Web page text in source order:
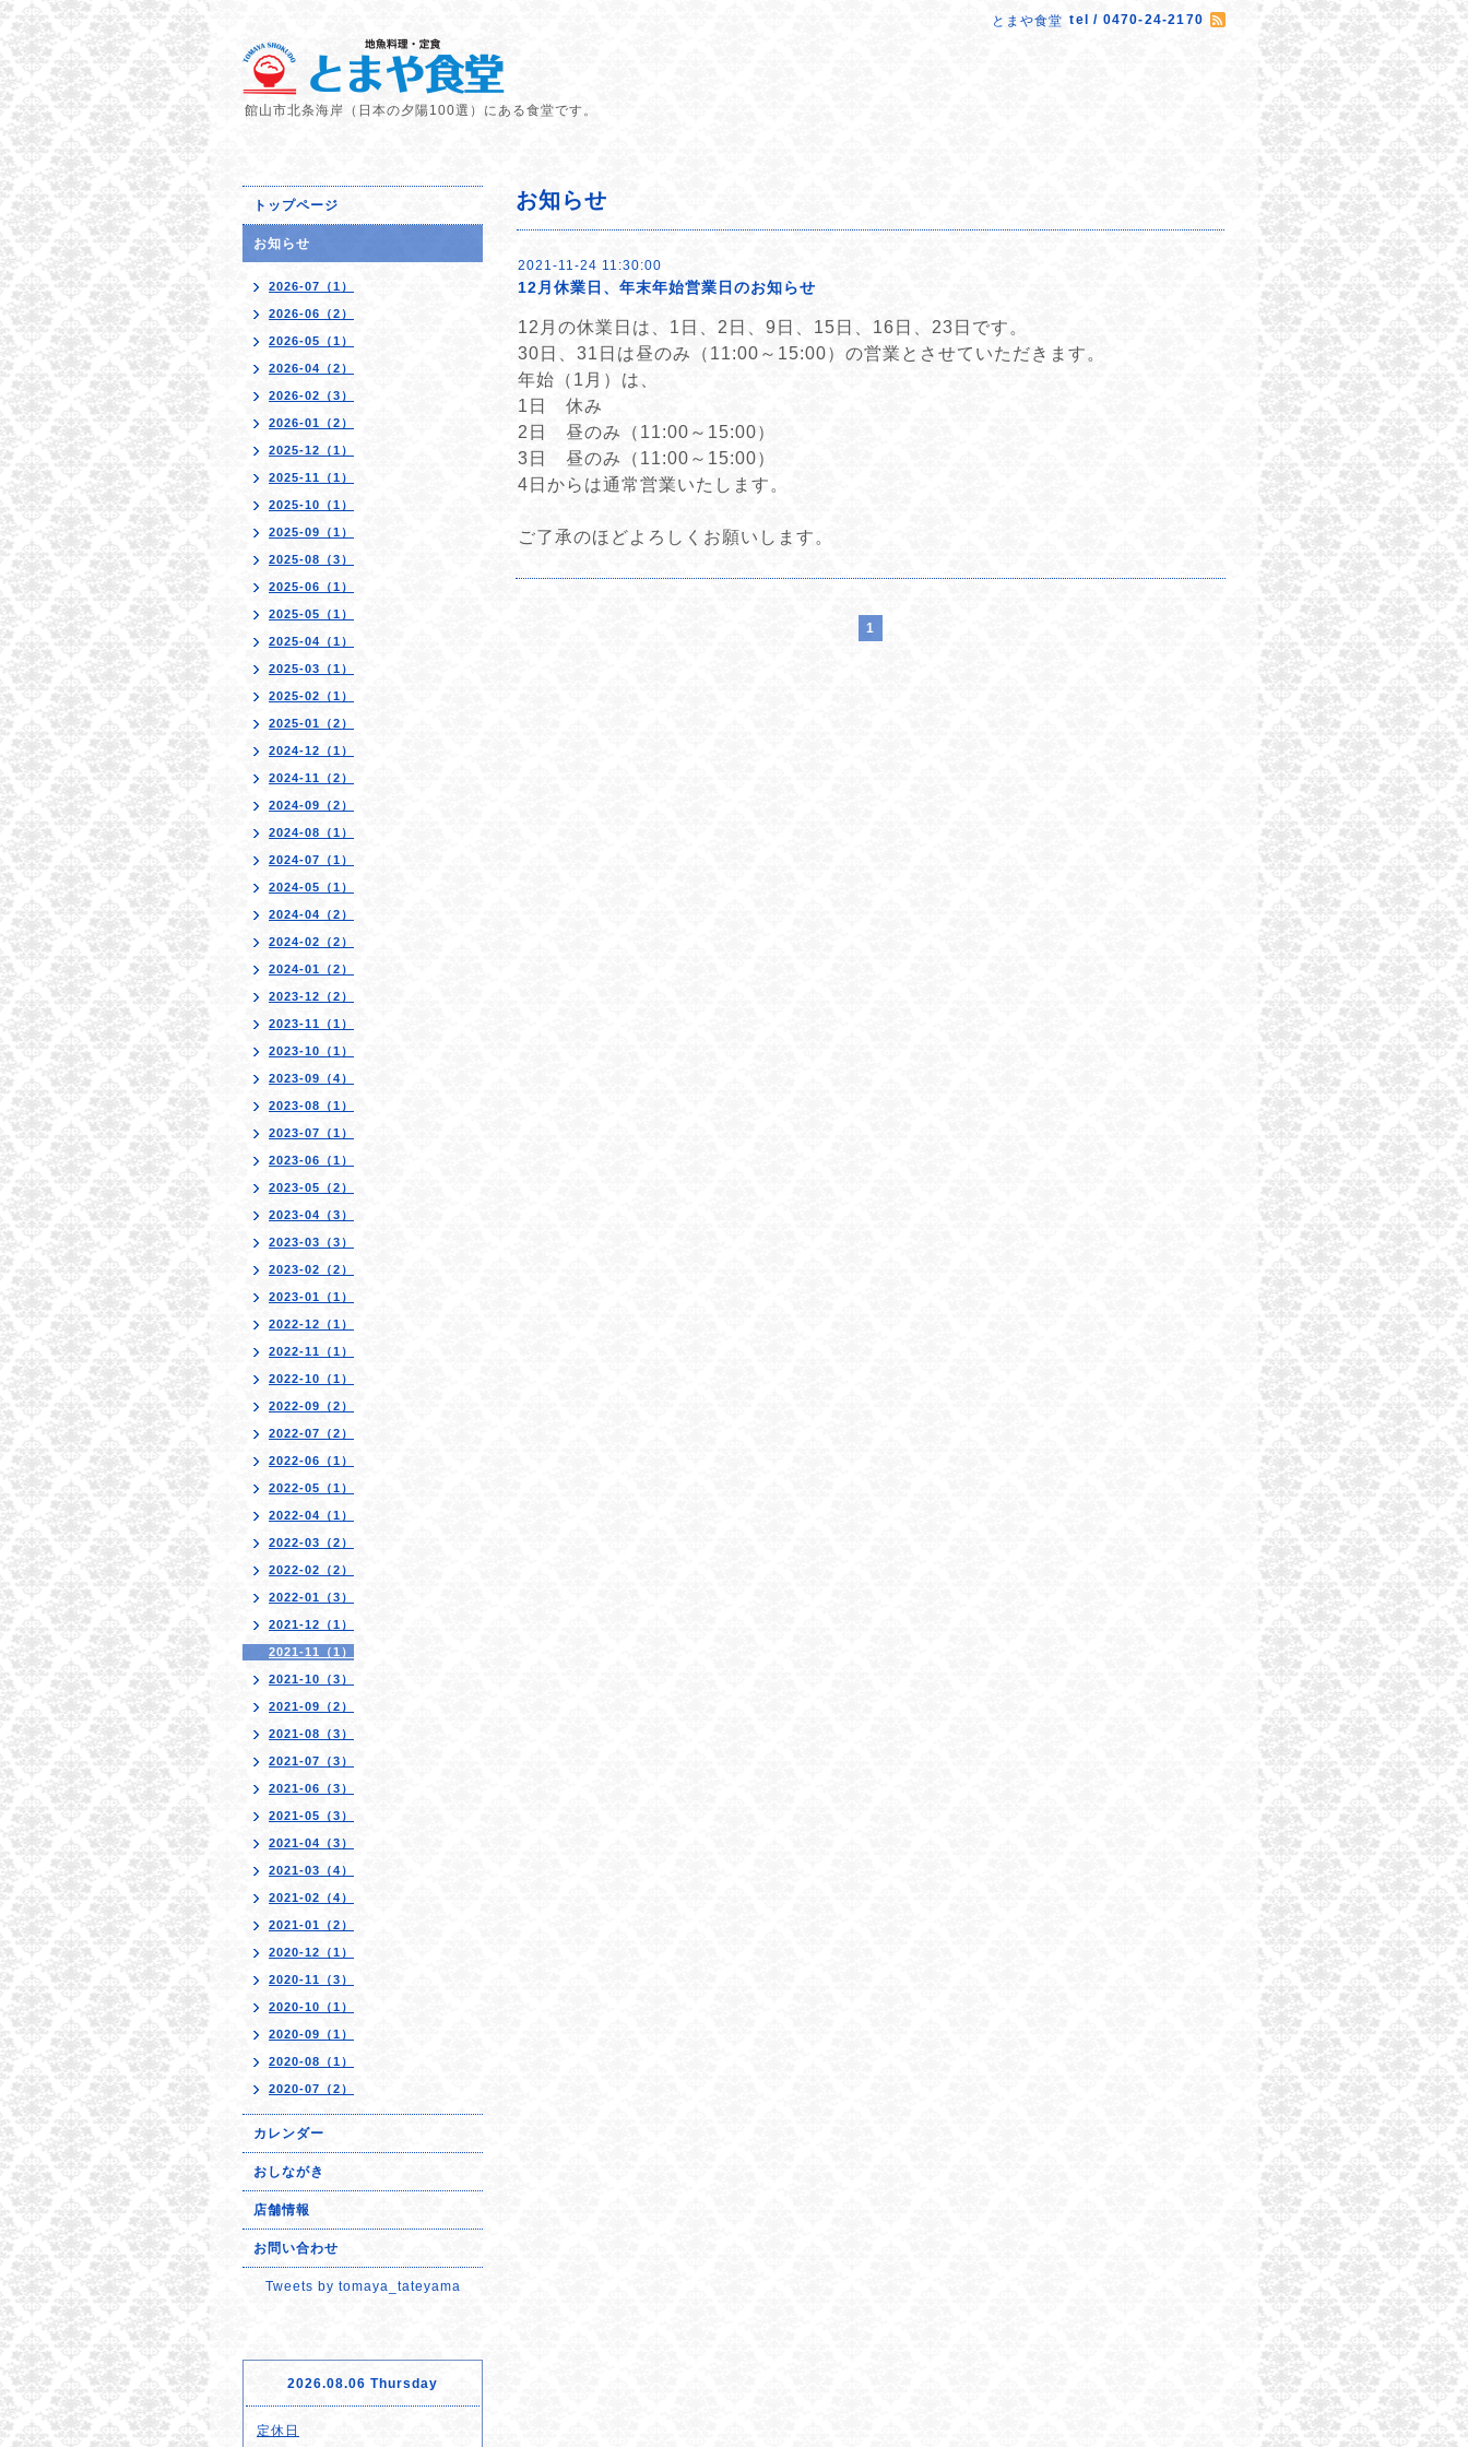
とまや食堂 tel / 0470-24-2170
館山市北条海岸（日本の夕陽100選）にある食堂です。
お知らせ
2021-11-24 11:30:00
12月休業日、年末年始営業日のお知らせ
12月の休業日は、1日、2日、9日、15日、16日、23日です。
30日、31日は昼のみ（11:00～15:00）の営業とさせていただきます。
年始（1月）は、
1日 休み
2日 昼のみ（11:00～15:00）
3日 昼のみ（11:00～15:00）
4日からは通常営業いたします。
ご了承のほどよろしくお願いします。
1
トップページ
お知らせ
2026-07（1）
2026-06（2）
2026-05（1）
2026-04（2）
2026-02（3）
2026-01（2）
2025-12（1）
2025-11（1）
2025-10（1）
2025-09（1）
2025-08（3）
2025-06（1）
2025-05（1）
2025-04（1）
2025-03（1）
2025-02（1）
2025-01（2）
2024-12（1）
2024-11（2）
2024-09（2）
2024-08（1）
2024-07（1）
2024-05（1）
2024-04（2）
2024-02（2）
2024-01（2）
2023-12（2）
2023-11（1）
2023-10（1）
2023-09（4）
2023-08（1）
2023-07（1）
2023-06（1）
2023-05（2）
2023-04（3）
2023-03（3）
2023-02（2）
2023-01（1）
2022-12（1）
2022-11（1）
2022-10（1）
2022-09（2）
2022-07（2）
2022-06（1）
2022-05（1）
2022-04（1）
2022-03（2）
2022-02（2）
2022-01（3）
2021-12（1）
2021-11（1）
2021-10（3）
2021-09（2）
2021-08（3）
2021-07（3）
2021-06（3）
2021-05（3）
2021-04（3）
2021-03（4）
2021-02（4）
2021-01（2）
2020-12（1）
2020-11（3）
2020-10（1）
2020-09（1）
2020-08（1）
2020-07（2）
カレンダー
おしながき
店舗情報
お問い合わせ
Tweets by tomaya_tateyama
2026.08.06 Thursday
定休日